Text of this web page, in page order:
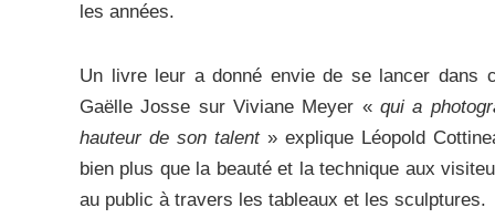
les années.
Un livre leur a donné envie de se lancer dans
Gaëlle Josse sur Viviane Meyer «qui a
hauteur de son talent» explique Léopold
bien plus que la beauté et la technique aux
au public à travers les tableaux et les sculptures.